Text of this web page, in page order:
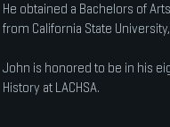
He obtained a Bachelors of
from California State
John is honored to be in his
History at LACHSA.